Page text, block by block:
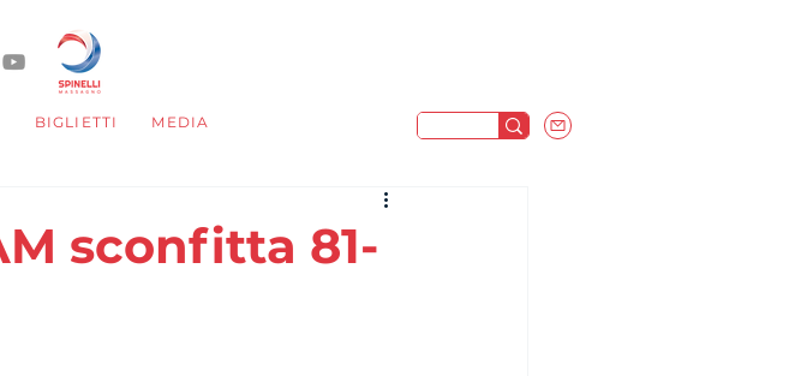
BIGLIETTI MEDIA
sconfitta 81-